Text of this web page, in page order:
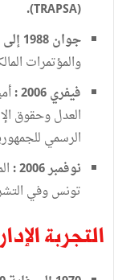
(
TRAPSA
).
جوان إلى
والمؤتمرات
فيفري 2006 :
العدلوحقوق
الرسمي
نوفمبر
تونسوفي
التجربة